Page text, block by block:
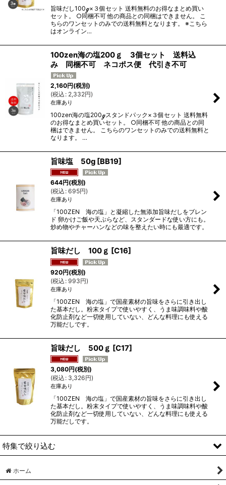
旨味だし100ℊ×３個セット 送料無料のお得なまとめ買い
セット。 ○同梱不可 他の商品との同梱はできません。 こ
ちらのワンセットのみでの送料無料となります。 ※こちら
はオンライン…
100zen海の塩200ｇ 3個セット 送料込
み 同梱不可 ネコポス便 代引き不可
2,160円(税別)
(税込 : 2,332円)
在庫あり
100zen海の塩200ℊスタンドパック×３個セット 送料無料
のお得なまとめ買いセット。 ○同梱不可 他の商品との同
梱はできません。 こちらのワンセットのみでの送料無料と
なります。 …
旨味塩 50g [BB19]
644円(税別)
(税込 : 695円)
在庫あり
「100ZEN 海の塩」と凝縮した無添加旨味だしをブレン
ド 卵かけご飯や天ぷらなど、スタンダードな使い方にも。
炒め物やチャーハンなどの味を整えたい時にも最適です。
旨味だし 100ｇ [C16]
920円(税別)
(税込 : 993円)
在庫あり
「100ZEN 海の塩」で国産素材の旨味をさらに引き出し
た基本だし。粉末タイプで使いやすく、うま味調味料や酸
化防止剤など一切使用していない、どんな料理にも使える
万能だしです。
旨味だし 500ｇ [C17]
3,080円(税別)
(税込 : 3,326円)
在庫あり
「100ZEN 海の塩」で国産素材の旨味をさらに引き出し
た基本だし。粉末タイプで使いやすく、うま味調味料や酸
化防止剤など一切使用していない、どんな料理にも使える
万能だしです。
特集で絞り込む
全商品
ホーム